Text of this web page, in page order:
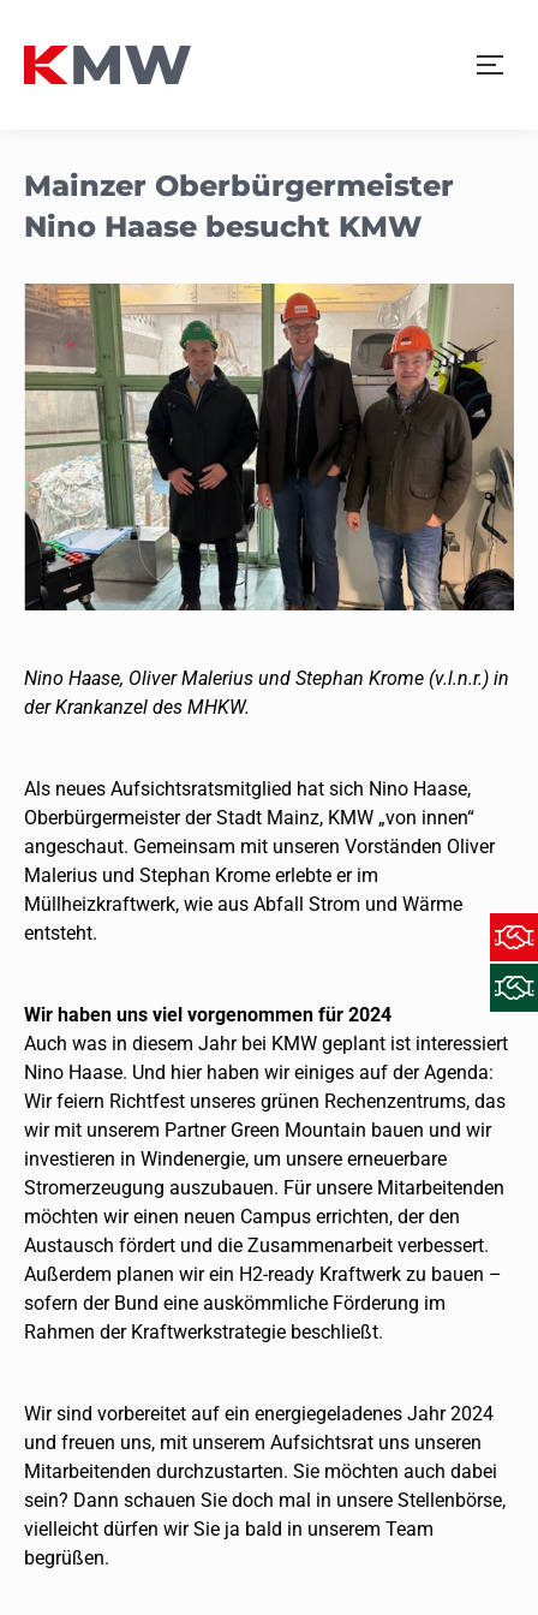
Mainzer Oberbürgermeister
Nino Haase besucht KMW
Nino Haase, Oliver Malerius und Stephan Krome (v.l.n.r.) in
der Krankanzel des MHKW.
Als neues Aufsichtsratsmitglied hat sich Nino Haase,
Oberbürgermeister der Stadt Mainz, KMW „von innen“
angeschaut. Gemeinsam mit unseren Vorständen Oliver
Malerius und Stephan Krome erlebte er im
Müllheizkraftwerk, wie aus Abfall Strom und Wärme
entsteht.
Wir haben uns viel vorgenommen für 2024
Auch was in diesem Jahr bei KMW geplant ist interessiert
Nino Haase. Und hier haben wir einiges auf der Agenda:
Wir feiern Richtfest unseres grünen Rechenzentrums, das
wir mit unserem Partner Green Mountain bauen und wir
investieren in Windenergie, um unsere erneuerbare
Stromerzeugung auszubauen. Für unsere Mitarbeitenden
möchten wir einen neuen Campus errichten, der den
Austausch fördert und die Zusammenarbeit verbessert.
Außerdem planen wir ein H2-ready Kraftwerk zu bauen –
sofern der Bund eine auskömmliche Förderung im
Rahmen der Kraftwerkstrategie beschließt.
Wir sind vorbereitet auf ein energiegeladenes Jahr 2024
und freuen uns, mit unserem Aufsichtsrat uns unseren
Mitarbeitenden durchzustarten. Sie möchten auch dabei
sein? Dann schauen Sie doch mal in unsere Stellenbörse,
vielleicht dürfen wir Sie ja bald in unserem Team
begrüßen.